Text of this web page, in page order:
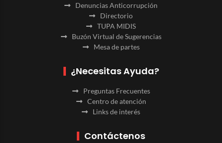
Denuncias Anticorrupción
Directorio
TUPA MIDIS
Buzón Virtual de Sugerencias
Mesa de partes
¿Necesitas Ayuda?
Preguntas Frecuentes
Centro de atención
Links de interés
Contáctenos